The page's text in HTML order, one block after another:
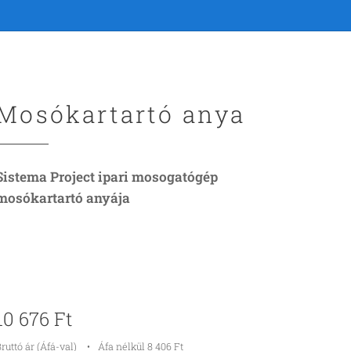
anya
Project ipari mosogatógép
anyája
676 Ft
ár (Áfá-val) Áfa nélkül 8 406 Ft